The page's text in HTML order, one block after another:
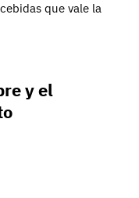
que vale la
y el